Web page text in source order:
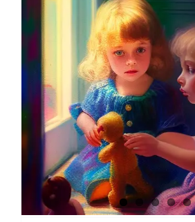
Amore e amare
Cucinare in modo sano
Verde e Sostenibilità
Articoli
Ciao sono Virginia
Contattami